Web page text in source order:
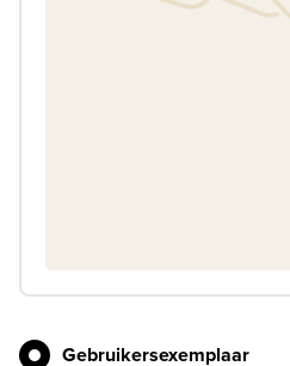
Gebruikersexemplaar